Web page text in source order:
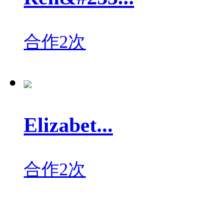
合作2次
Elizabet...
合作2次